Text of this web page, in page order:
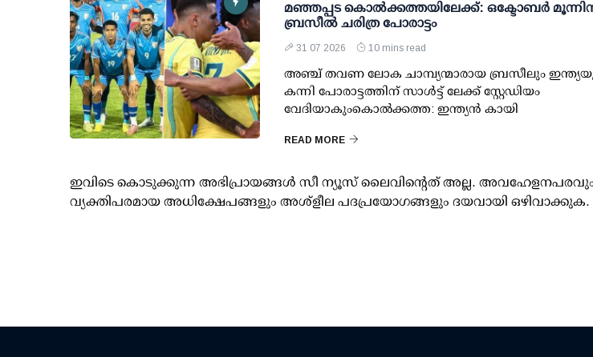
മഞ്ഞപ്പട കൊല്‍ക്കത്തയിലേക്ക്: ഒക്ടോബര്‍
ബ്രസീല്‍ ചരിത്ര പോരാട്ടം
31 07 2026 10 mins read
അഞ്ച് തവണ ലോക ചാമ്പ്യന്മാരായ ബ്രസീലും
കന്നി പോരാട്ടത്തിന് സാള്‍ട്ട് ലേക്ക് സ്റ്റേഡിയം
വേദിയാകുംകൊല്‍ക്കത്ത: ഇന്ത്യന്‍ കായി
READ MORE
ഇവിടെ കൊടുക്കുന്ന അഭിപ്രായങ്ങള്‍ സീ ന്യൂസ് ലൈവിന്റെത് അല്ല.
വ്യക്തിപരമായ അധിക്ഷേപങ്ങളും അശ്‌ളീല പദപ്രയോഗങ്ങളും ദയവായി ഒഴിവാക്കുക.